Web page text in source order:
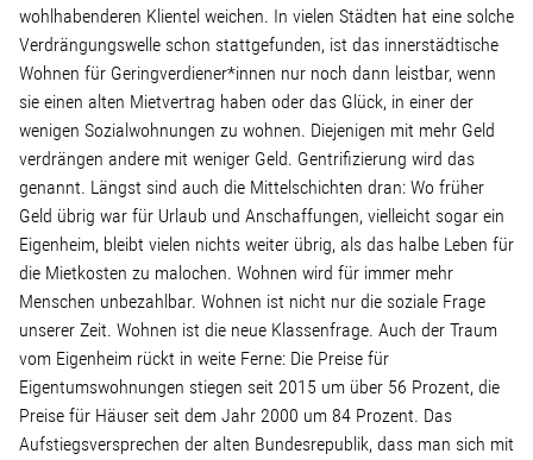
wohlhabenderen Klientel weichen. In vielen Städten hat eine solche
Verdrängungswelle schon stattgefunden, ist das innerstädtische
Wohnen für Geringverdiener*innen nur noch dann leistbar, wenn
sie einen alten Mietvertrag haben oder das Glück, in einer der
wenigen Sozialwohnungen zu wohnen. Diejenigen mit mehr Geld
verdrängen andere mit weniger Geld. Gentrifizierung wird das
genannt. Längst sind auch die Mittelschichten dran: Wo früher
Geld übrig war für Urlaub und Anschaffungen, vielleicht sogar ein
Eigenheim, bleibt vielen nichts weiter übrig, als das halbe Leben für
die Mietkosten zu malochen. Wohnen wird für immer mehr
Menschen unbezahlbar. Wohnen ist nicht nur die soziale Frage
unserer Zeit. Wohnen ist die neue Klassenfrage. Auch der Traum
vom Eigenheim rückt in weite Ferne: Die Preise für
Eigentumswohnungen stiegen seit 2015 um über 56 Prozent, die
Preise für Häuser seit dem Jahr 2000 um 84 Prozent. Das
Aufstiegsversprechen der alten Bundesrepublik, dass man sich mit